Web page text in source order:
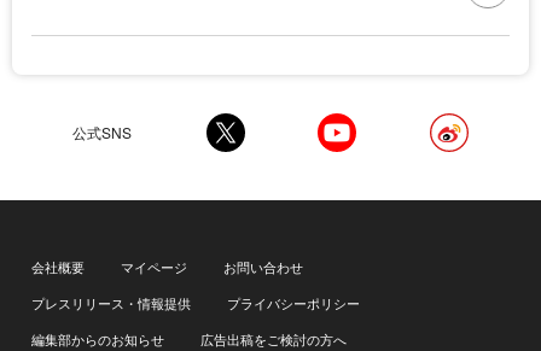
公式SNS
会社概要 マイページ
お問い合わせ
プレスリリース・情報提供
プライバシーポリシー
編集部からのお知らせ
広告出稿をご検討の方へ